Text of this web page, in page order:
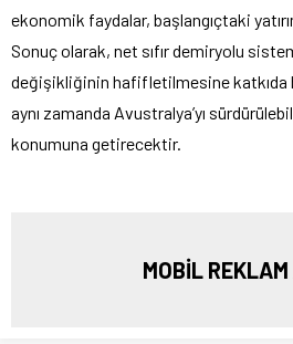
ekonomik faydalar, başlangıçtaki
Sonuç olarak, net sıfır demiryolu
değişikliğinin hafifletilmesine katkıda
aynı zamanda Avustralya’yı
konumuna getirecektir.
MOBİL